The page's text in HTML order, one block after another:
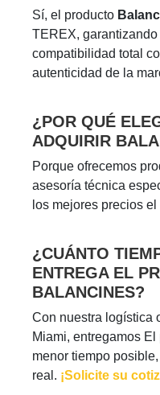
Sí, el producto
TEREX,
compatibilidad total
autenticidad de la
¿POR QUÉ
ADQUIRIR
Porque ofrecemos
asesoría técnica
los mejores precios el
¿CUÁNTO
ENTREGA EL
BALANCINES?
Con nuestra logística
Miami, entregamos
menor tiempo
real. ¡Solicite su